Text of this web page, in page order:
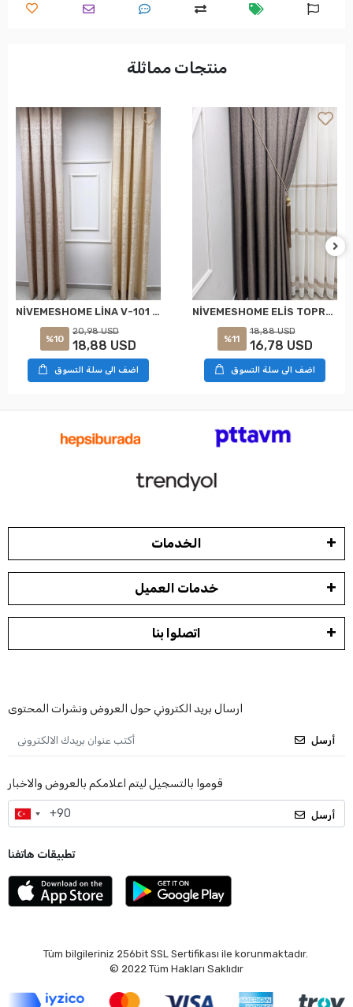
منتجات مماثلة
NİVEMESHOME LİNA V-101 KREM 1/3 PİLELİ FON PERDE
%10
20,98 USD
18,88 USD
اضف الى سلة التسوق
NİVEMESHOME ELİS TOPRAK FON PERDE 1/3 SIK PİLELİ PERDE APM
%11
18,88 USD
16,78 USD
اضف الى سلة التسوق
الخدمات
خدمات العميل
اتصلوا بنا
ارسال بريد الكتروني حول العروض ونشرات المحتوى
أرسل
قوموا بالتسجيل ليتم اعلامكم بالعروض والاخبار
أرسل
تطبيقات هاتفنا
Tüm bilgileriniz 256bit SSL Sertifikası ile korunmaktadır.
© 2022 Tüm Hakları Saklıdır